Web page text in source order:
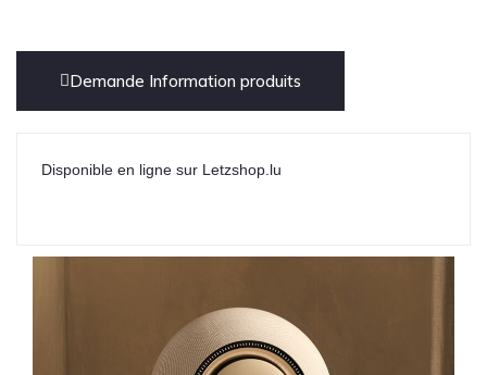
Demande Information produits
Disponible en ligne sur Letzshop.lu